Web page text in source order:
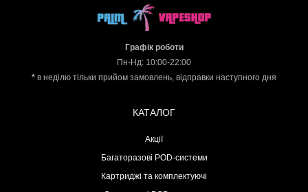
Графік роботи
Пн-Нд: 10:00-22:00
* в неділю тільки прийом замовлень, відправки наступного дня
КАТАЛОГ
Акції
Багаторазові POD-системи
Картриджі та комплектуючі